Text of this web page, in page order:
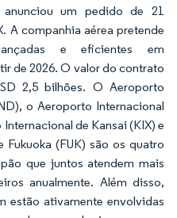
um pedido de 21
A companhia aérea pretende
e eficientes em
de 2026. O valor do contrato
2,5 bilhões. O Aeroporto
o Aeroporto Internacional
de Kansai (KIX) e
(FUK) são os quatro
que juntos atendem mais
anualmente. Além disso,
estão ativamente envolvidas